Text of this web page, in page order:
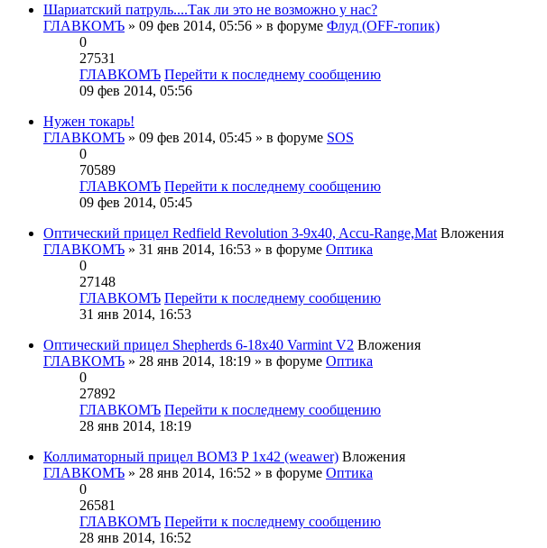
Шариатский патруль....Так ли это не возможно у нас?
ГЛАВКОМЪ » 09 фев 2014, 05:56 » в форуме Флуд (OFF-топик)
0
27531
ГЛАВКОМЪ Перейти к последнему сообщению
09 фев 2014, 05:56
Нужен токарь!
ГЛАВКОМЪ » 09 фев 2014, 05:45 » в форуме SOS
0
70589
ГЛАВКОМЪ Перейти к последнему сообщению
09 фев 2014, 05:45
Оптический прицел Redfield Revolution 3-9x40, Accu-Range,Mat Вложения
ГЛАВКОМЪ » 31 янв 2014, 16:53 » в форуме Оптика
0
27148
ГЛАВКОМЪ Перейти к последнему сообщению
31 янв 2014, 16:53
Оптический прицел Shepherds 6-18x40 Varmint V2 Вложения
ГЛАВКОМЪ » 28 янв 2014, 18:19 » в форуме Оптика
0
27892
ГЛАВКОМЪ Перейти к последнему сообщению
28 янв 2014, 18:19
Коллиматорный прицел ВОМЗ P 1x42 (weawer) Вложения
ГЛАВКОМЪ » 28 янв 2014, 16:52 » в форуме Оптика
0
26581
ГЛАВКОМЪ Перейти к последнему сообщению
28 янв 2014, 16:52